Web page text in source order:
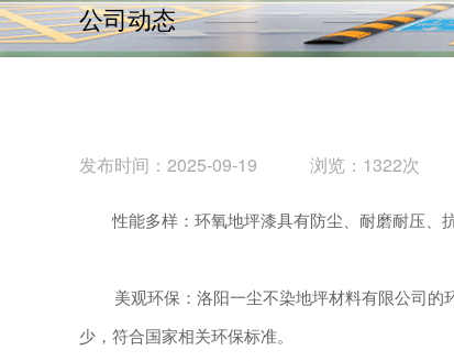
公司动态
发布时间：2025-09-19 浏览：1322次
性能多样：环氧地坪漆具有防尘、耐磨耐压、抗
美观环保：洛阳一尘不染地坪材料有限公司的
少，符合国家相关环保标准。